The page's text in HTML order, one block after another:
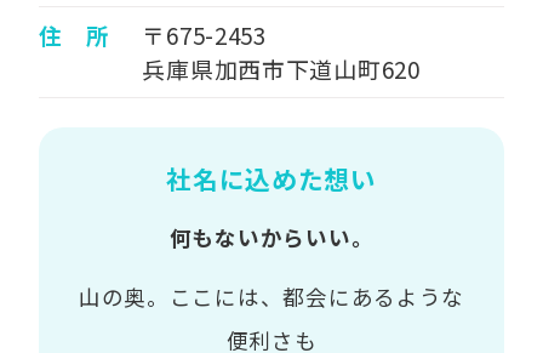
住 所
〒675-2453
兵庫県加西市下道山町620
社名に込めた想い
何もないからいい。
山の奥。ここには、都会にあるような
便利さも